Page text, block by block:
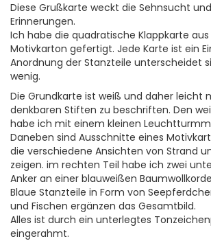
Diese Grußkarte weckt die Sehnsucht
Erinnerungen.
Ich habe die quadratische Klappkarte
Motivkarton gefertigt. Jede Karte ist ein
Anordnung der Stanzteile unterscheidet
wenig.
Die Grundkarte ist weiß und daher leicht
denkbaren Stiften zu beschriften. Den
habe ich mit einem kleinen
Daneben sind Ausschnitte eines
die verschiedene Ansichten von Strand
zeigen. im rechten Teil habe ich zwei
Anker an einer blauweißen
Blaue Stanzteile in Form von
und Fischen ergänzen das Gesamtbild.
Alles ist durch ein unterlegtes
eingerahmt.